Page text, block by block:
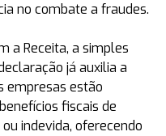
no combate a fraudes.
a Receita, a simples
já auxilia a
empresas estão
fiscais de
indevida, oferecendo